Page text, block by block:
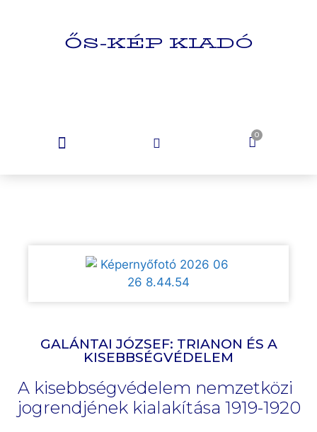
ŐS-KÉP KIADÓ
GALÁNTAI JÓZSEF: TRIANON ÉS A
KISEBBSÉGVÉDELEM
A kisebbségvédelem nemzetközi
jogrendjének kialakítása 1919-1920